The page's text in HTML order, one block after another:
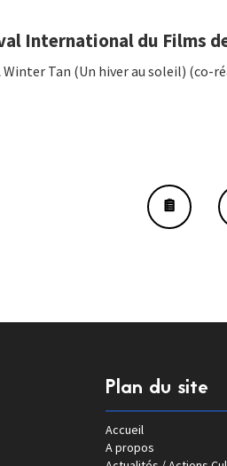
International du Films
Winter Tan (Un hiver au soleil) (co-
Plan du site
Accueil
A propos